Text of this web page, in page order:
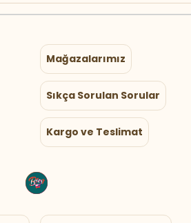
Mağazalarımız
Sıkça Sorulan Sorular
Kargo ve Teslimat